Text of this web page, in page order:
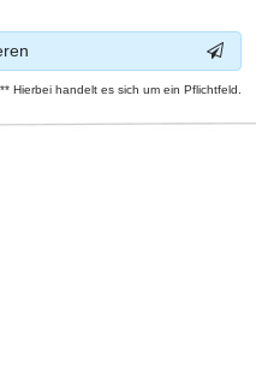
** Hierbei handelt es sich um ein Pflichtfeld.